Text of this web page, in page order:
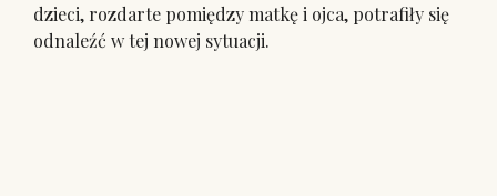
dzieci, rozdarte pomiędzy matkę i ojca, potrafiły się
odnaleźć w tej nowej sytuacji.